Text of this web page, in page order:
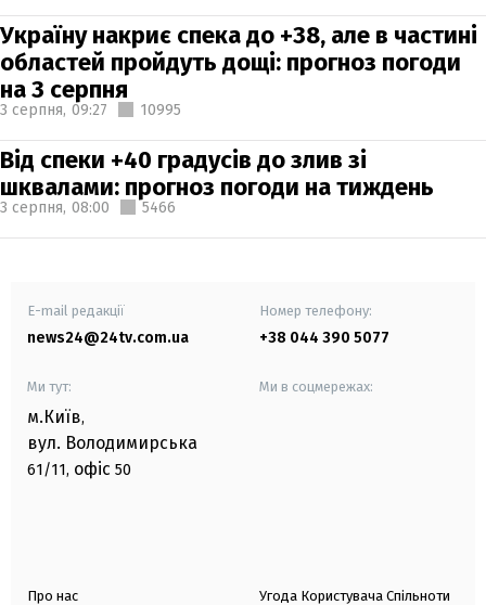
Україну накриє спека до +38, але в частині
областей пройдуть дощі: прогноз погоди
на 3 серпня
3 серпня, 09:27 10995
Від спеки +40 градусів до злив зі
шквалами: прогноз погоди на тиждень
3 серпня, 08:00 5466
E-mail редакції
news24@24tv.com.ua
Номер телефону:
+38 044 390 5077
Ми тут:
м.Київ,
вул. Володимирська
61/11, офіс 50
Ми в соцмережах:
Про нас Угода Користувача Спільноти